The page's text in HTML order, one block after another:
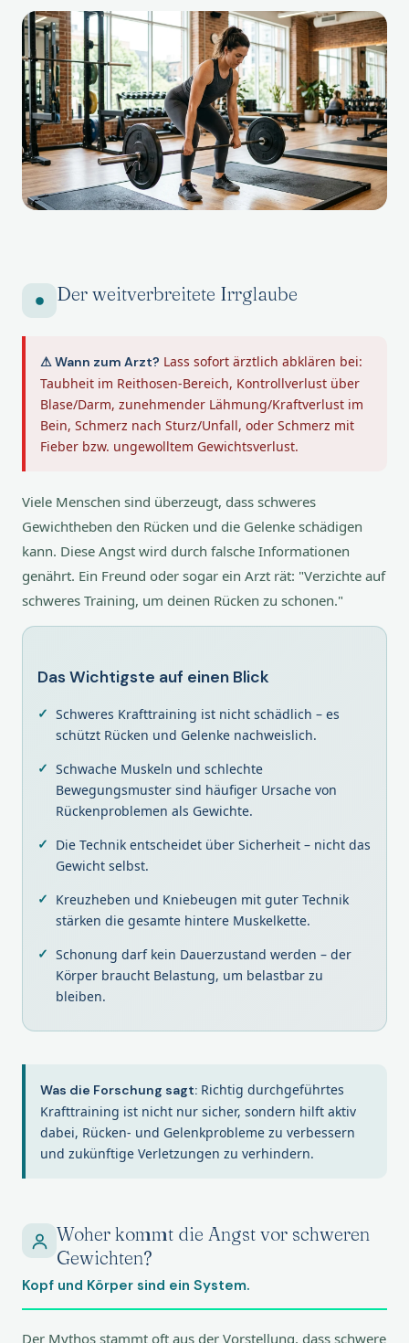
Der weitverbreitete Irrglaube
⚠ Wann zum Arzt? Lass sofort ärztlich abklären bei:
Taubheit im Reithosen-Bereich, Kontrollverlust über
Blase/Darm, zunehmender Lähmung/Kraftverlust im
Bein, Schmerz nach Sturz/Unfall, oder Schmerz mit
Fieber bzw. ungewolltem Gewichtsverlust.
Viele Menschen sind überzeugt, dass schweres
Gewichtheben den Rücken und die Gelenke schädigen
kann. Diese Angst wird durch falsche Informationen
genährt. Ein Freund oder sogar ein Arzt rät: "Verzichte auf
schweres Training, um deinen Rücken zu schonen."
Das Wichtigste auf einen Blick
Schweres Krafttraining ist nicht schädlich – es
schützt Rücken und Gelenke nachweislich.
Schwache Muskeln und schlechte
Bewegungsmuster sind häufiger Ursache von
Rückenproblemen als Gewichte.
Die Technik entscheidet über Sicherheit – nicht das
Gewicht selbst.
Kreuzheben und Kniebeugen mit guter Technik
stärken die gesamte hintere Muskelkette.
Schonung darf kein Dauerzustand werden – der
Körper braucht Belastung, um belastbar zu
bleiben.
Was die Forschung sagt: Richtig durchgeführtes
Krafttraining ist nicht nur sicher, sondern hilft aktiv
dabei, Rücken- und Gelenkprobleme zu verbessern
und zukünftige Verletzungen zu verhindern.
Woher kommt die Angst vor schweren
Gewichten?
Kopf und Körper sind ein System.
Der Mythos stammt oft aus der Vorstellung, dass schwere